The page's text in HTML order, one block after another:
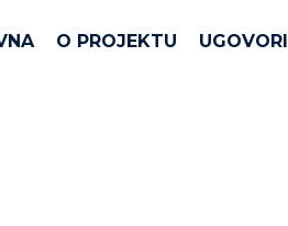
O PROJEKTU UGOVORI